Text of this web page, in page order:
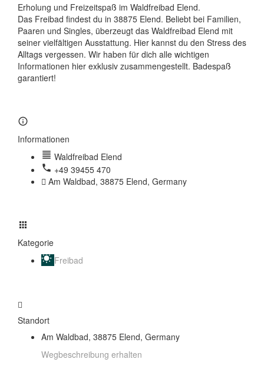
Erholung und Freizeitspaß im Waldfreibad Elend.
Das Freibad findest du in 38875 Elend. Beliebt bei Familien,
Paaren und Singles, überzeugt das Waldfreibad Elend mit
seiner vielfältigen Ausstattung. Hier kannst du den Stress des
Alltags vergessen. Wir haben für dich alle wichtigen
Informationen hier exklusiv zusammengestellt. Badespaß
garantiert!
Informationen
Waldfreibad Elend
+49 39455 470
Am Waldbad, 38875 Elend, Germany
Kategorie
Freibad
Standort
Am Waldbad, 38875 Elend, Germany
Wegbeschreibung erhalten